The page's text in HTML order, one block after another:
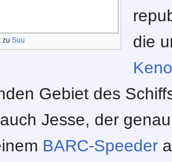
zu Suu
die
Gebiet des
Jesse, der
BARC-Speeder